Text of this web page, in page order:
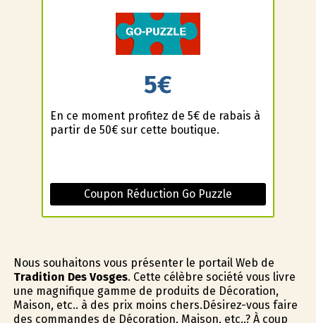
5€
En ce moment profitez de 5€ de rabais à
partir de 50€ sur cette boutique.
Coupon Réduction Go Puzzle
Nous souhaitons vous présenter le portail Web de
Tradition Des Vosges. Cette célèbre société vous livre
une magnifique gamme de produits de Décoration,
Maison, etc.. à des prix moins chers.Désirez-vous faire
des commandes de Décoration, Maison, etc..? À coup